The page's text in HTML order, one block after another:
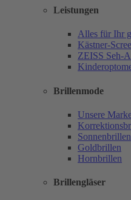
Leistungen
Alles für Ihr
Kästner-
ZEISS Seh-
Brillenmode
Unsere
Sonnenbrillen
Goldbrillen
Hornbrillen
Brillengläser